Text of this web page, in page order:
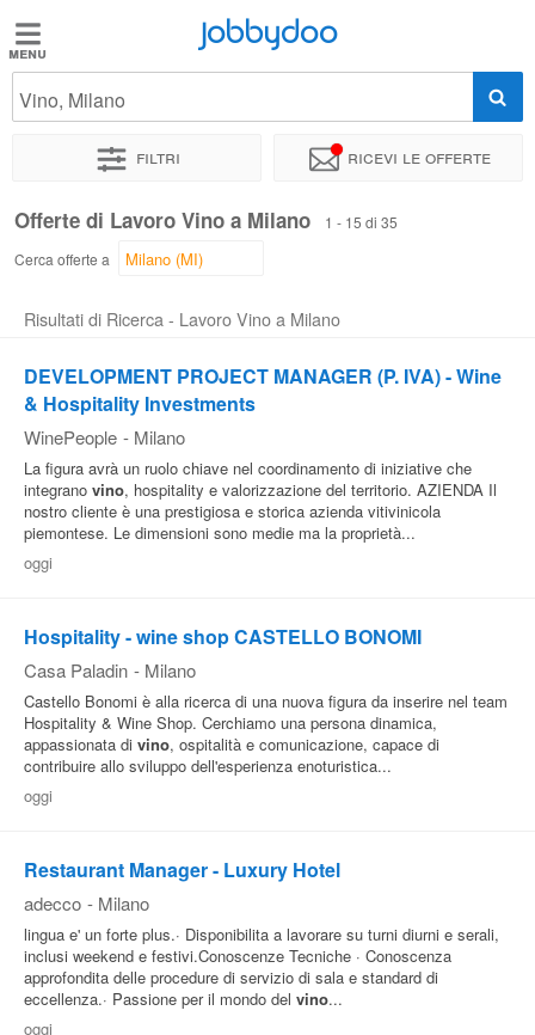
Jobbydoo
Offerte
Stipendi
Elenco
professioni
Blog
Pubblica
Area
Aziende
Jobbydoo
Vino, Milano
Filtri Ricevi le offerte
Offerte di Lavoro Vino a Milano
1 - 15 di 35
Cerca offerte a
Risultati di Ricerca - Lavoro Vino a Milano
DEVELOPMENT PROJECT MANAGER (P. IVA) - Wine
& Hospitality Investments
WinePeople - Milano
La figura avrà un ruolo chiave nel coordinamento di iniziative che
integrano vino, hospitality e valorizzazione del territorio. AZIENDA Il
nostro cliente è una prestigiosa e storica azienda vitivinicola
piemontese. Le dimensioni sono medie ma la proprietà...
oggi
Hospitality - wine shop CASTELLO BONOMI
Casa Paladin - Milano
Castello Bonomi è alla ricerca di una nuova figura da inserire nel team
Hospitality & Wine Shop. Cerchiamo una persona dinamica,
appassionata di vino, ospitalità e comunicazione, capace di
contribuire allo sviluppo dell'esperienza enoturistica...
oggi
Restaurant Manager - Luxury Hotel
adecco - Milano
lingua e' un forte plus.· Disponibilita a lavorare su turni diurni e serali,
inclusi weekend e festivi.Conoscenze Tecniche · Conoscenza
approfondita delle procedure di servizio di sala e standard di
eccellenza.· Passione per il mondo del vino...
oggi